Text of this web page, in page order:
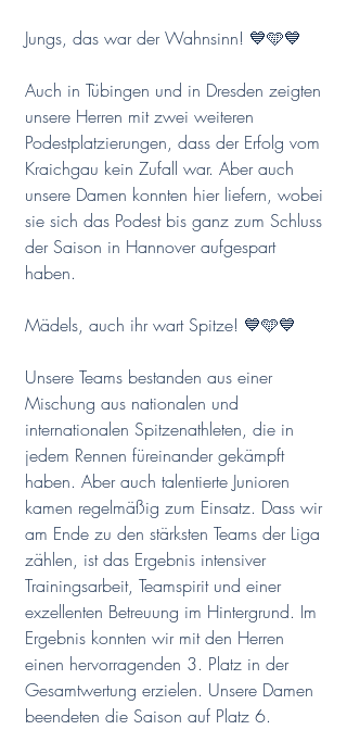
Jungs, das war der Wahnsinn! 💙🩵💙
Auch in Tübingen und in Dresden zeigten
unsere Herren mit zwei weiteren
Podestplatzierungen, dass der Erfolg vom
Kraichgau kein Zufall war. Aber auch
unsere Damen konnten hier liefern, wobei
sie sich das Podest bis ganz zum Schluss
der Saison in Hannover aufgespart
haben.
Mädels, auch ihr wart Spitze! 💙🩵💙
Unsere Teams bestanden aus einer
Mischung aus nationalen und
internationalen Spitzenathleten, die in
jedem Rennen füreinander gekämpft
haben. Aber auch talentierte Junioren
kamen regelmäßig zum Einsatz. Dass wir
am Ende zu den stärksten Teams der Liga
zählen, ist das Ergebnis intensiver
Trainingsarbeit, Teamspirit und einer
exzellenten Betreuung im Hintergrund. Im
Ergebnis konnten wir mit den Herren
einen hervorragenden 3. Platz in der
Gesamtwertung erzielen. Unsere Damen
beendeten die Saison auf Platz 6.